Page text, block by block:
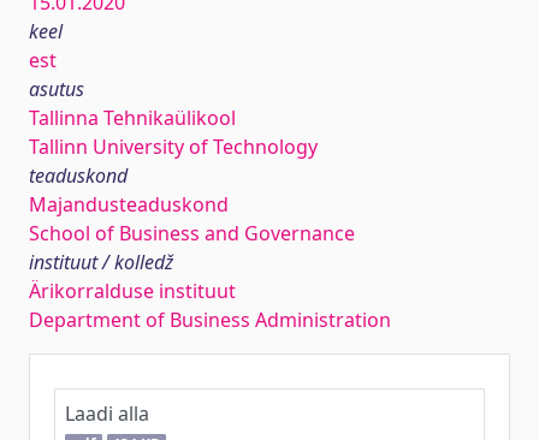
keel
est
asutus
Tallinna Tehnikaülikool
Tallinn University of Technology
teaduskond
Majandusteaduskond
School of Business and Governance
instituut / kolledž
Ärikorralduse instituut
Department of Business Administration
Laadi alla